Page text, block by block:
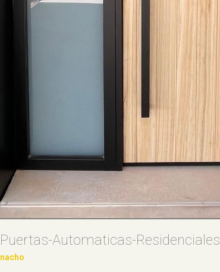
Puertas-Automaticas-Residenciales
nacho